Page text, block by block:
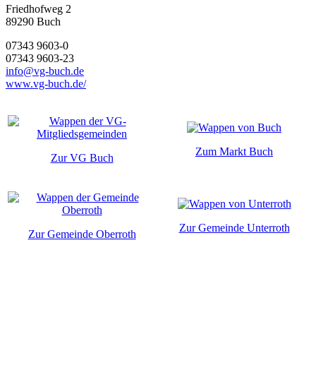
Friedhofweg 2
89290 Buch
07343 9603-0
07343 9603-23
info@vg-buch.de
www.vg-buch.de/
Zur VG Buch
Zum Markt Buch
Zur Gemeinde Oberroth
Zur Gemeinde Unterroth